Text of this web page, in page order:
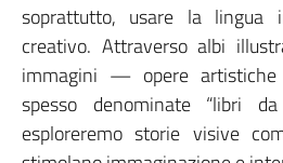
soprattutto, usare la lingua
creativo. Attraverso albi
immagini — opere
spesso denominate
esploreremo storie visive